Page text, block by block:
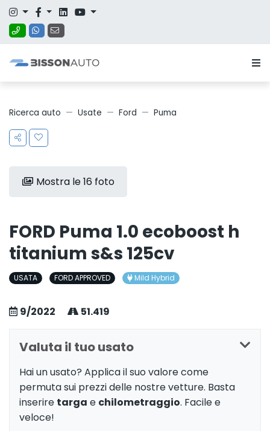
Ricerca auto Usate Ford Puma
Mostra le 16 foto
FORD Puma 1.0 ecoboost h
titanium s&s 125cv
USATA FORD APPROVED Mild Hybrid
9/2022 51.419
Valuta il tuo usato
Hai un usato? Applica il suo valore come
permuta sui prezzi delle nostre vetture. Basta
inserire targa e chilometraggio. Facile e
veloce!